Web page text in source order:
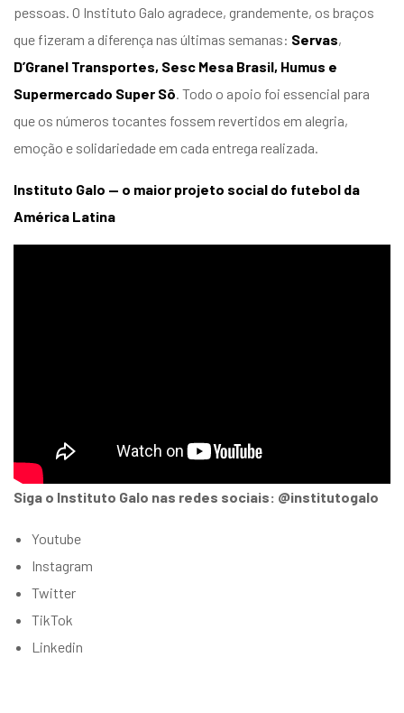
pessoas. O Instituto Galo agradece, grandemente, os braços
que fizeram a diferença nas últimas semanas: Servas,
D’Granel Transportes, Sesc Mesa Brasil, Humus e
Supermercado Super Sô. Todo o apoio foi essencial para
que os números tocantes fossem revertidos em alegria,
emoção e solidariedade em cada entrega realizada.
Instituto Galo — o maior projeto social do futebol da
América Latina
Siga o Instituto Galo nas redes sociais: @institutogalo
Youtube
Instagram
Twitter
TikTok
Linkedin